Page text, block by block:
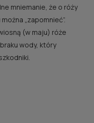
mniemanie, że o róży
„zapomnieć”.
(w maju) róże
wody, który